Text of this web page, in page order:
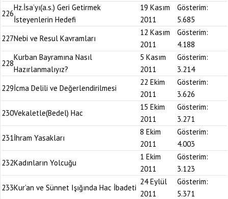
226
Hz.İsa’yı(a.s.) Geri Getirmek
İsteyenlerin Hedefi
19 Kasım
2011
Gösterim:
5.685
227Nebi ve Resul Kavramları
12 Kasım
2011
Gösterim:
4.188
228
Kurban Bayramına Nasıl
Hazırlanmalıyız?
5 Kasım
2011
Gösterim:
3.214
229İcma Delili ve Değerlendirilmesi
22 Ekim
2011
Gösterim:
3.626
230Vekaletle(Bedel) Hac
15 Ekim
2011
Gösterim:
3.271
231İhram Yasakları
8 Ekim
2011
Gösterim:
4.003
232Kadınların Yolcuğu
1 Ekim
2011
Gösterim:
3.123
233Kur’an ve Sünnet Işığında Hac İbadeti
24 Eylül
2011
Gösterim:
5.371